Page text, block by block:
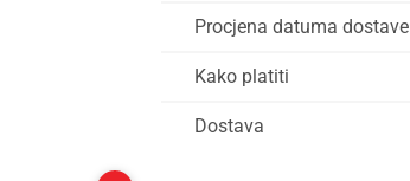
Procjena datuma dostave
Kako platiti
Dostava